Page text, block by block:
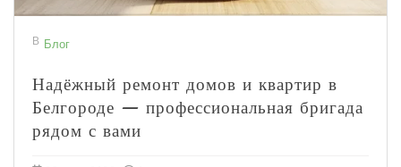
В Блог
Надёжный ремонт домов и квартир в
Белгороде — профессиональная бригада
рядом с вами